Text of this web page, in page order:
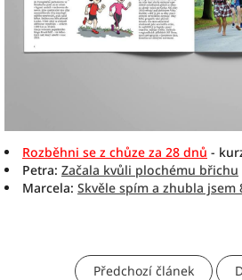
Rozběhni se z chůze za 28 dnů -
Petra: Začala kvůli plochému břichu
Marcela: Skvěle spím a zhubla jsem
Předchozí článek